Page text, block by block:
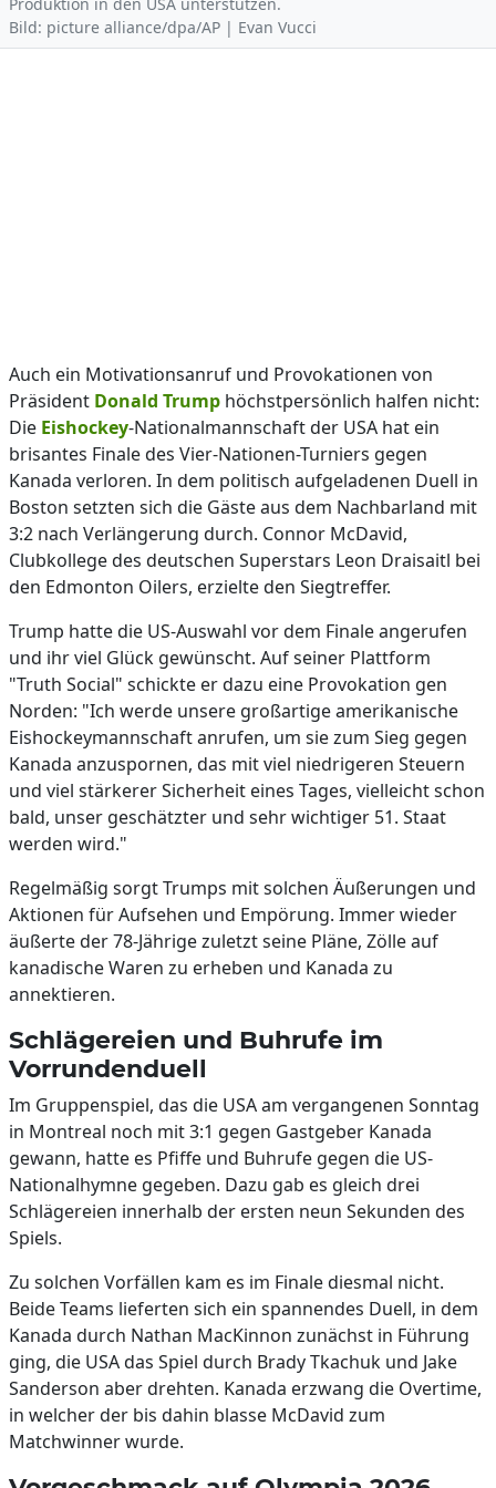
Bild: picture alliance/dpa/AP | Evan Vucci
Auch ein Motivationsanruf und Provokationen von
Präsident Donald Trump höchstpersönlich halfen nicht:
Die Eishockey-Nationalmannschaft der USA hat ein
brisantes Finale des Vier-Nationen-Turniers gegen
Kanada verloren. In dem politisch aufgeladenen Duell in
Boston setzten sich die Gäste aus dem Nachbarland mit
3:2 nach Verlängerung durch. Connor McDavid,
Clubkollege des deutschen Superstars Leon Draisaitl bei
den Edmonton Oilers, erzielte den Siegtreffer.
Trump hatte die US-Auswahl vor dem Finale angerufen
und ihr viel Glück gewünscht. Auf seiner Plattform
"Truth Social" schickte er dazu eine Provokation gen
Norden: "Ich werde unsere großartige amerikanische
Eishockeymannschaft anrufen, um sie zum Sieg gegen
Kanada anzuspornen, das mit viel niedrigeren Steuern
und viel stärkerer Sicherheit eines Tages, vielleicht schon
bald, unser geschätzter und sehr wichtiger 51. Staat
werden wird."
Regelmäßig sorgt Trumps mit solchen Äußerungen und
Aktionen für Aufsehen und Empörung. Immer wieder
äußerte der 78-Jährige zuletzt seine Pläne, Zölle auf
kanadische Waren zu erheben und Kanada zu
annektieren.
Schlägereien und Buhrufe im
Vorrundenduell
Im Gruppenspiel, das die USA am vergangenen Sonntag
in Montreal noch mit 3:1 gegen Gastgeber Kanada
gewann, hatte es Pfiffe und Buhrufe gegen die US-
Nationalhymne gegeben. Dazu gab es gleich drei
Schlägereien innerhalb der ersten neun Sekunden des
Spiels.
Zu solchen Vorfällen kam es im Finale diesmal nicht.
Beide Teams lieferten sich ein spannendes Duell, in dem
Kanada durch Nathan MacKinnon zunächst in Führung
ging, die USA das Spiel durch Brady Tkachuk und Jake
Sanderson aber drehten. Kanada erzwang die Overtime,
in welcher der bis dahin blasse McDavid zum
Matchwinner wurde.